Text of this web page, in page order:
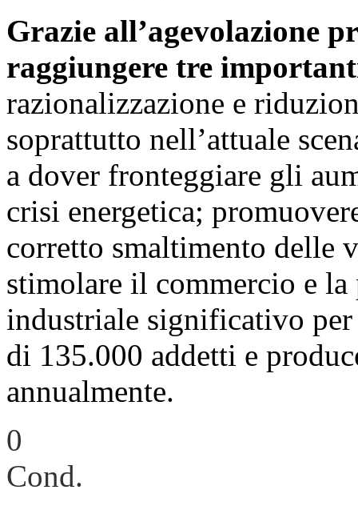
Grazie all’agevolazione
raggiungere tre
razionalizzazione e
soprattutto nell’attuale
a dover fronteggiare gli
crisi energetica;
corretto smaltimento delle
stimolare il commercio e
industriale significativo per
di 135.000 addetti e
annualmente.
0
Cond.